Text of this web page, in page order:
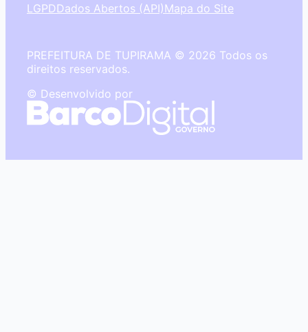
LGPDDados Abertos (API)Mapa do Site
PREFEITURA DE TUPIRAMA © 2026 Todos os
direitos reservados.
© Desenvolvido por